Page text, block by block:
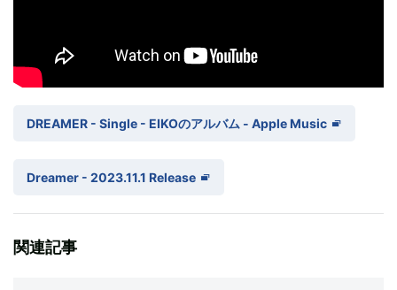
‎DREAMER - Single - EIKOのアルバム - Apple Music
Dreamer - 2023.11.1 Release
関連記事